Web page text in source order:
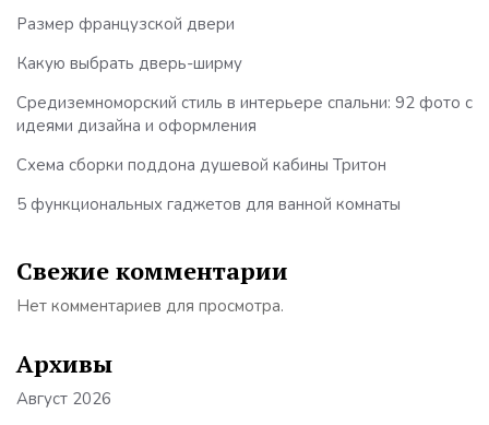
Размер французской двери
Какую выбрать дверь-ширму
Средиземноморский стиль в интерьере спальни: 92 фото с
идеями дизайна и оформления
Схема сборки поддона душевой кабины Тритон
5 функциональных гаджетов для ванной комнаты
Свежие комментарии
Нет комментариев для просмотра.
Архивы
Август 2026